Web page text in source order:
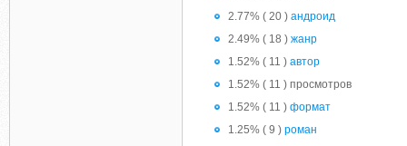
2.77% ( 20 ) андроид
2.49% ( 18 ) жанр
1.52% ( 11 ) автор
1.52% ( 11 ) просмотров
1.52% ( 11 ) формат
1.25% ( 9 ) роман